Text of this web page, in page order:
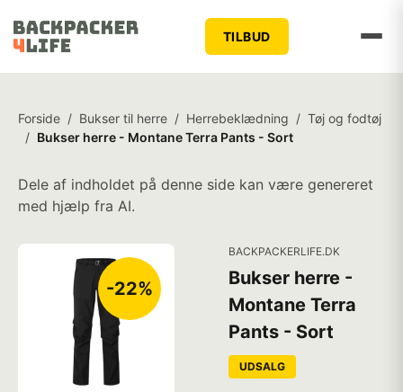
TILBUD
Forside / Bukser til herre / Herrebeklædning / Tøj og fodtøj
/ Bukser herre - Montane Terra Pants - Sort
Dele af indholdet på denne side kan være genereret
med hjælp fra AI.
-22%
BACKPACKERLIFE.DK
Bukser herre -
Montane Terra
Pants - Sort
UDSALG